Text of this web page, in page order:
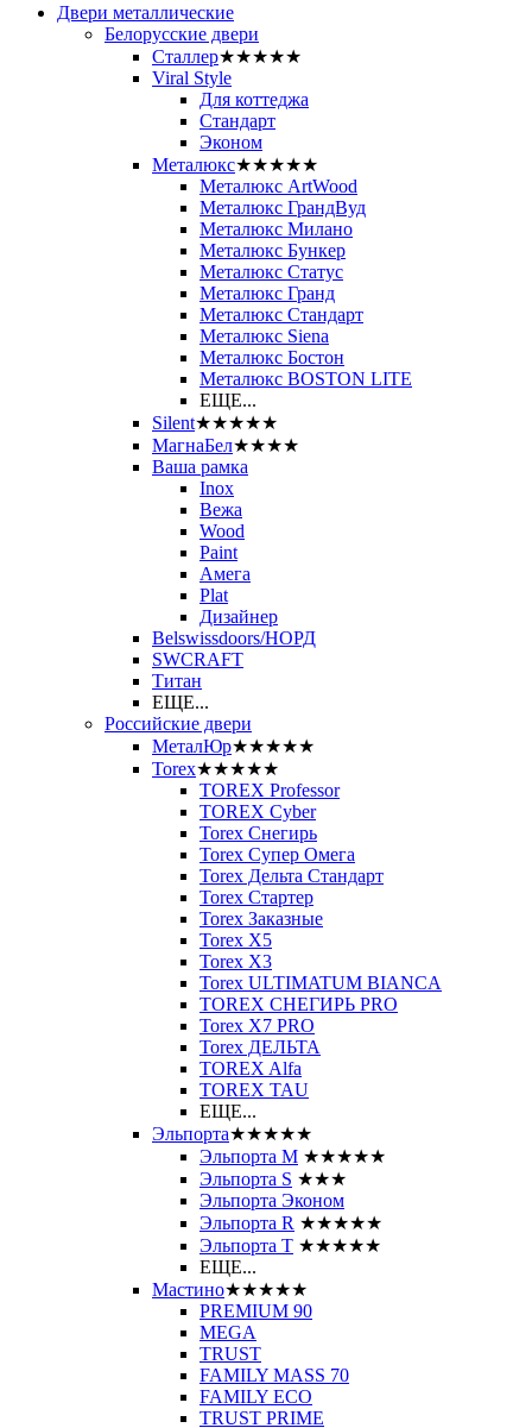
Двери металлические
Белорусские двери
Сталлер★★★★★
Viral Style
Для коттеджа
Стандарт
Эконом
Металюкс★★★★★
Металюкс ArtWood
Металюкс ГрандВуд
Металюкс Милано
Металюкс Бункер
Металюкс Статус
Металюкс Гранд
Металюкс Стандарт
Металюкс Siena
Металюкс Бостон
Металюкс BOSTON LITE
ЕЩЕ...
Silent★★★★★
МагнаБел★★★★
Ваша рамка
Inox
Вежа
Wood
Paint
Амега
Plat
Дизайнер
Belswissdoors/НОРД
SWCRAFT
Титан
ЕЩЕ...
Российские двери
МеталЮр★★★★★
Torex★★★★★
TOREX Professor
TOREX Cyber
Torex Снегирь
Torex Супер Омега
Torex Дельта Стандарт
Torex Стартер
Torex Заказные
Torex Х5
Torex Х3
Torex ULTIMATUM BIANCA
TOREX СНЕГИРЬ PRO
Torex X7 PRO
Torex ДЕЛЬТА
TOREX Alfa
TOREX TAU
ЕЩЕ...
Эльпорта★★★★★
Эльпорта M ★★★★★
Эльпорта S ★★★
Эльпорта Эконом
Эльпорта R ★★★★★
Эльпорта Т ★★★★★
ЕЩЕ...
Мастино★★★★★
PREMIUM 90
MEGA
TRUST
FAMILY MASS 70
FAMILY ECO
TRUST PRIME